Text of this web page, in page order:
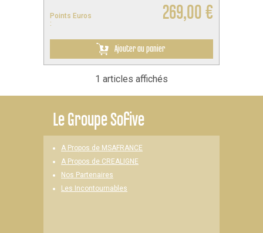
Points Euros
:
269,00 €
Ajouter au panier
1 articles affichés
LeGroupe Sofive
A Propos de MSAFRANCE
A Propos de CREALIGNE
Nos Partenaires
Les Incontournables